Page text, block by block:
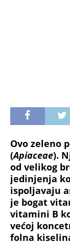
Ovo zeleno
(Apiaceae).
od velikog
jedinjenja
ispoljavaju
je bogat
vitamini B
većoj
folna